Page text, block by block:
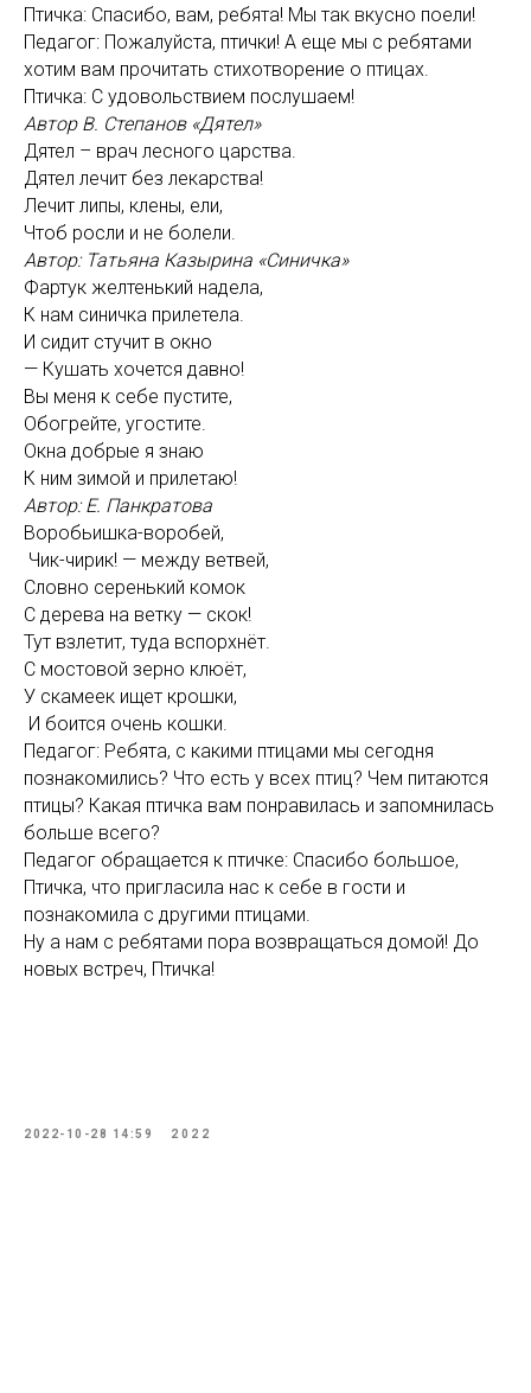
Птичка: Спасибо, вам, ребята! Мы так вкусно поели!
Педагог: Пожалуйста, птички! А еще мы с ребятами
хотим вам прочитать стихотворение о птицах.
Птичка: С удовольствием послушаем!
Автор В. Степанов «Дятел»
Дятел – врач лесного царства.
Дятел лечит без лекарства!
Лечит липы, клены, ели,
Чтоб росли и не болели.
Автор: Татьяна Казырина «Синичка»
Фартук желтенький надела,
К нам синичка прилетела.
И сидит стучит в окно
— Кушать хочется давно!
Вы меня к себе пустите,
Обогрейте, угостите.
Окна добрые я знаю
К ним зимой и прилетаю!
Автор: Е. Панкратова
Воробьишка-воробей,
Чик-чирик! — между ветвей,
Словно серенький комок
С дерева на ветку — скок!
Тут взлетит, туда вспорхнёт.
С мостовой зерно клюёт,
У скамеек ищет крошки,
И боится очень кошки.
Педагог: Ребята, с какими птицами мы сегодня
познакомились? Что есть у всех птиц? Чем питаются
птицы? Какая птичка вам понравилась и запомнилась
больше всего?
Педагог обращается к птичке: Спасибо большое,
Птичка, что пригласила нас к себе в гости и
познакомила с другими птицами.
Ну а нам с ребятами пора возвращаться домой! До
новых встреч, Птичка!
2022-10-28 14:59 2022